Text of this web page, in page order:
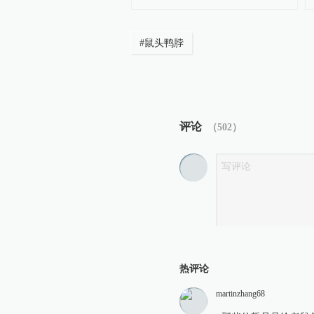
#鼠头鸭脖
评论 （502 ）
热评论
martinzhang68